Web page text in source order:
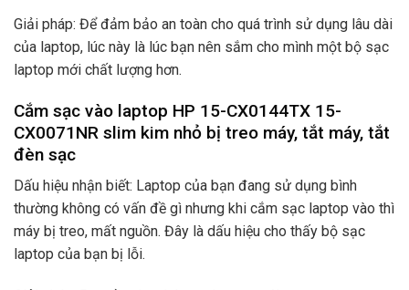
Giải pháp: Để đảm bảo an toàn cho quá trình sử dụng lâu dài
của laptop, lúc này là lúc bạn nên sắm cho mình một bộ sạc
laptop mới chất lượng hơn.
Cắm sạc vào laptop HP 15-CX0144TX 15-
CX0071NR slim kim nhỏ bị treo máy, tắt máy, tắt
đèn sạc
Dấu hiệu nhận biết: Laptop của bạn đang sử dụng bình
thường không có vấn đề gì nhưng khi cắm sạc laptop vào thì
máy bị treo, mất nguồn. Đây là dấu hiệu cho thấy bộ sạc
laptop của bạn bị lỗi.